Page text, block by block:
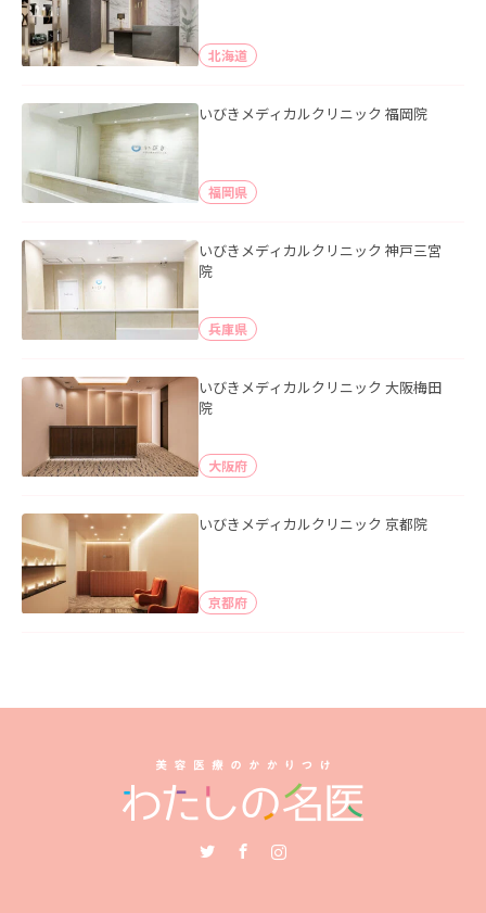
北海道
いびきメディカルクリニック 福岡院
福岡県
いびきメディカルクリニック 神戸三宮
院
兵庫県
いびきメディカルクリニック 大阪梅田
院
大阪府
いびきメディカルクリニック 京都院
京都府